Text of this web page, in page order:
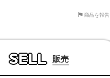
商品を報告
SELL 販売